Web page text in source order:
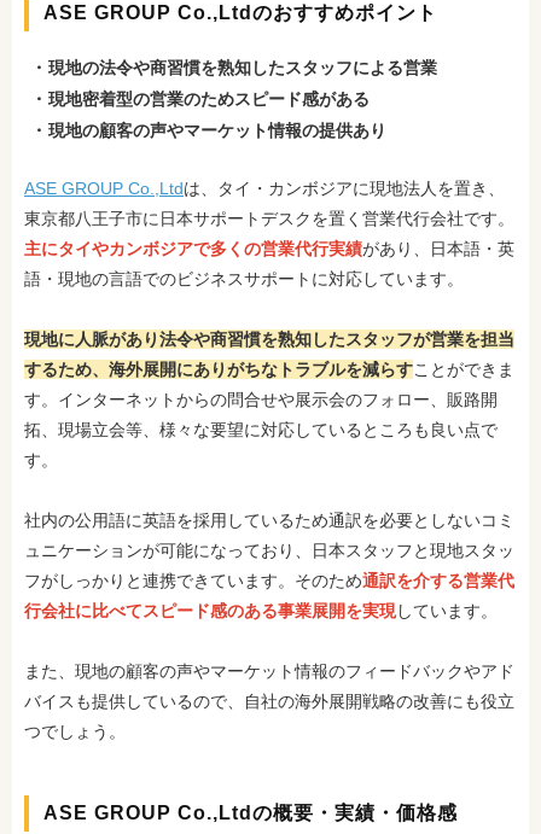
ASE GROUP Co.,Ltdのおすすめポイント
現地の法令や商習慣を熟知したスタッフによる営業
現地密着型の営業のためスピード感がある
現地の顧客の声やマーケット情報の提供あり
ASE GROUP Co.,Ltdは、タイ・カンボジアに現地法人を置き、
東京都八王子市に日本サポートデスクを置く営業代行会社です。
主にタイやカンボジアで多くの営業代行実績があり、日本語・英
語・現地の言語でのビジネスサポートに対応しています。
現地に人脈があり法令や商習慣を熟知したスタッフが営業を担当
するため、海外展開にありがちなトラブルを減らすことができま
す。インターネットからの問合せや展示会のフォロー、販路開
拓、現場立会等、様々な要望に対応しているところも良い点で
す。
社内の公用語に英語を採用しているため通訳を必要としないコミ
ュニケーションが可能になっており、日本スタッフと現地スタッ
フがしっかりと連携できています。そのため通訳を介する営業代
行会社に比べてスピード感のある事業展開を実現しています。
また、現地の顧客の声やマーケット情報のフィードバックやアド
バイスも提供しているので、自社の海外展開戦略の改善にも役立
つでしょう。
ASE GROUP Co.,Ltdの概要・実績・価格感